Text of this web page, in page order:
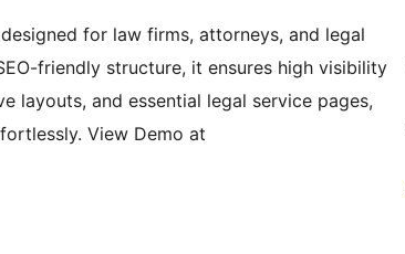
for law firms, attorneys, and legal
friendly structure, it ensures high visibility
layouts, and essential legal service pages,
View Demo at